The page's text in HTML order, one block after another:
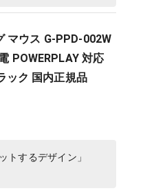
マウス G-PPD-002W
POWERPLAY 対応
ック 国内正規品
トするデザイン」